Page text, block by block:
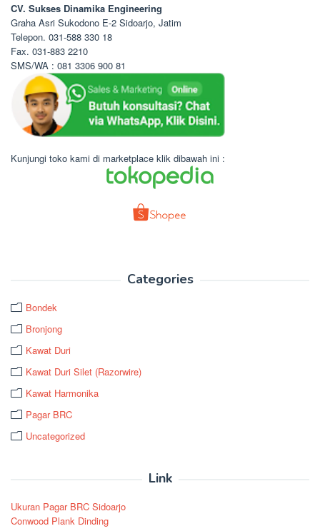
CV. Sukses Dinamika Engineering
Graha Asri Sukodono E-2 Sidoarjo, Jatim
Telepon. 031-588 330 18
Fax. 031-883 2210
SMS/WA : 081 3306 900 81
Kunjungi toko kami di marketplace klik dibawah ini :
Categories
Bondek
Bronjong
Kawat Duri
Kawat Duri Silet (Razorwire)
Kawat Harmonika
Pagar BRC
Uncategorized
Link
Ukuran Pagar BRC Sidoarjo
Conwood Plank Dinding